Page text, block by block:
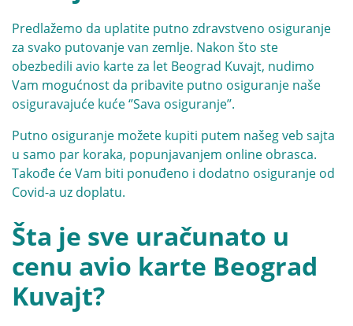
Predlažemo da uplatite putno zdravstveno osiguranje
za svako putovanje van zemlje. Nakon što ste
obezbedili avio karte za let Beograd Kuvajt, nudimo
Vam mogućnost da pribavite putno osiguranje naše
osiguravajuće kuće‘’Sava osiguranje’’.
Putno osiguranje možete kupiti putem našeg veb sajta
u samo par koraka, popunjavanjem online obrasca.
Takođe će Vam biti ponuđeno i dodatno osiguranje od
Covid-a uz doplatu.
Šta je sve uračunato u
cenu avio karte Beograd
Kuvajt?